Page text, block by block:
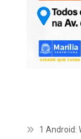
1 Android: